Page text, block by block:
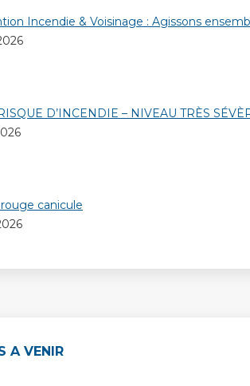
Incendie & Voisinage : Agissons
D’INCENDIE – NIVEAU TRÈS
canicule
A VENIR